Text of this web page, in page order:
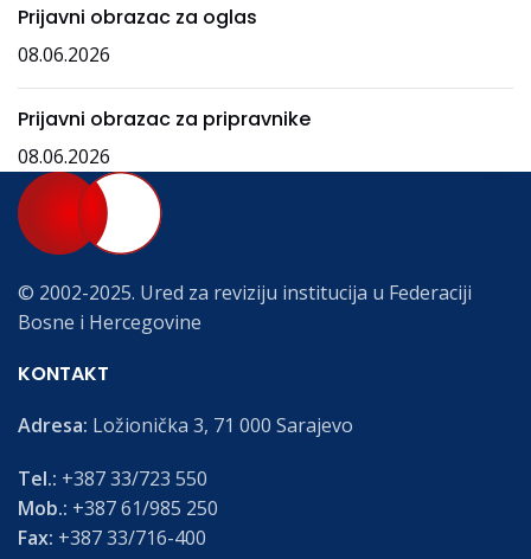
Prijavni obrazac za oglas
08.06.2026
Prijavni obrazac za pripravnike
08.06.2026
© 2002-2025. Ured za reviziju institucija u Federaciji
Bosne i Hercegovine
KONTAKT
Adresa: Ložionička 3, 71 000 Sarajevo
Tel.: +387 33/723 550
Mob.: +387 61/985 250
Fax: +387 33/716-400